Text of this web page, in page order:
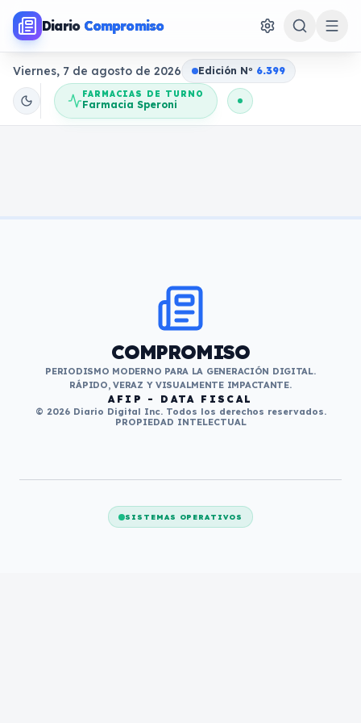
Diario Compromiso
Viernes, 7 de agosto de 2026 Edición No 6.399
FARMACIAS DE TURNO
Farmacia Speroni
COMPROMISO
PERIODISMO MODERNO PARA LA GENERACIÓN DIGITAL.
RÁPIDO, VERAZ Y VISUALMENTE IMPACTANTE.
AFIP - DATA FISCAL
© 2026 Diario Digital Inc. Todos los derechos reservados.
PROPIEDAD INTELECTUAL
SISTEMAS OPERATIVOS